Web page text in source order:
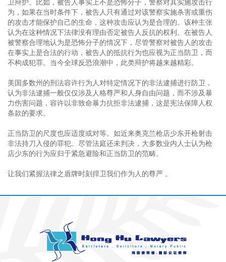
卫辩护。比如，被告人事实上不是恐怖分子，警察对其实施攻击行
为，如果在当时条件下，被告人只有通过对该警察实施杀害或重伤
的攻击才能保护自己的生命，这种攻击应认为是合理的。该种主张
认为在这种情况下法律没有理由否定被告人反抗的权利。在被告人
被警察合理地认为是恐怖分子的情况下，尽管警察对被告人的攻击
在事实上是合法的行动，被告人的抵抗行为也应视为正当防卫，而
不构成犯罪。当今全球反恐浪潮中，此类辩护将越来越精彩。
美国多数州的刑法容许行为人对特定情况下的非法逮捕进行防卫，
认为非法逮捕一般仅仅涉及人格尊严和人身自由问题，而不涉及暴
力伤害问题，容许以非致命暴力抗拒非法逮捕，这是宪法保障人权
条款的要求。
正当防卫的尺度也应适度或对等。如近来奥克兰枪店少东开枪射击
非法持刀入侵的罪犯。尽管法庭还未判决，大多数业内人士认为枪
店少东的行为应归于紧急避险和正当防卫的范畴。
让我们紧握法律之盾牌时刻捍卫我们作为人的尊严 。